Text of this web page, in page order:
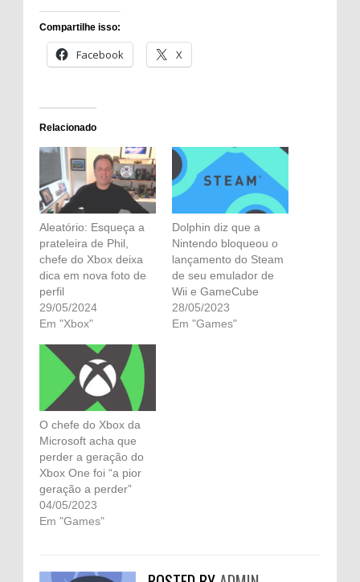
Compartilhe isso:
Facebook X
Relacionado
Aleatório: Esqueça a
prateleira de Phil,
chefe do Xbox deixa
dica em nova foto de
perfil
29/05/2024
Em "Xbox"
Dolphin diz que a
Nintendo bloqueou o
lançamento do Steam
de seu emulador de
Wii e GameCube
28/05/2023
Em "Games"
O chefe do Xbox da
Microsoft acha que
perder a geração do
Xbox One foi “a pior
geração a perder”
04/05/2023
Em "Games"